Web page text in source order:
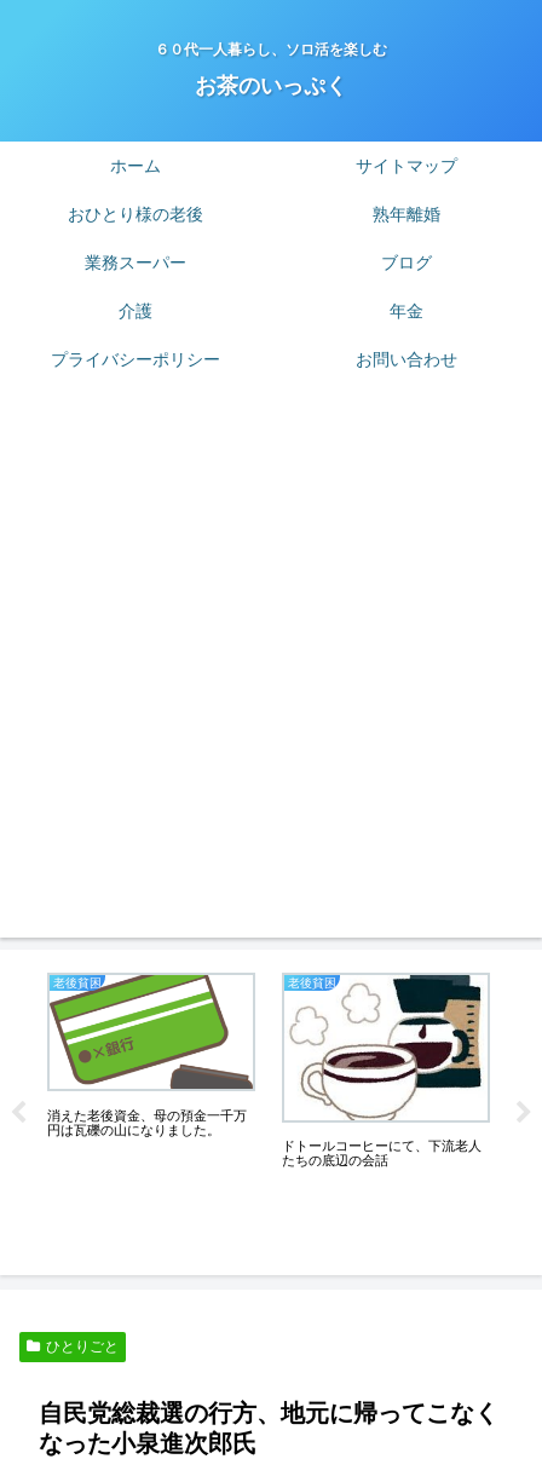
６０代一人暮らし、ソロ活を楽しむ
お茶のいっぷく
ホーム サイトマップ
おひとり様の老後 熟年離婚
業務スーパー ブログ
介護 年金
プライバシーポリシー お問い合わせ
老後貧困
消えた老後資金、母の預金一千万
円は瓦礫の山になりました。
老後貧困
ドトールコーヒーにて、下流老人
たちの底辺の会話
膝
ひとりごと
自民党総裁選の行方、地元に帰ってこなく
なった小泉進次郎氏